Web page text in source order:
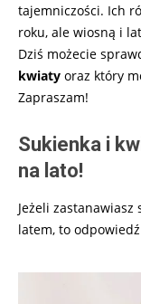
tajemniczości. Ich
roku, ale wiosną i
Dziś możecie
kwiaty oraz który
Zapraszam!
Sukienka i
na lato!
Jeżeli
latem, to